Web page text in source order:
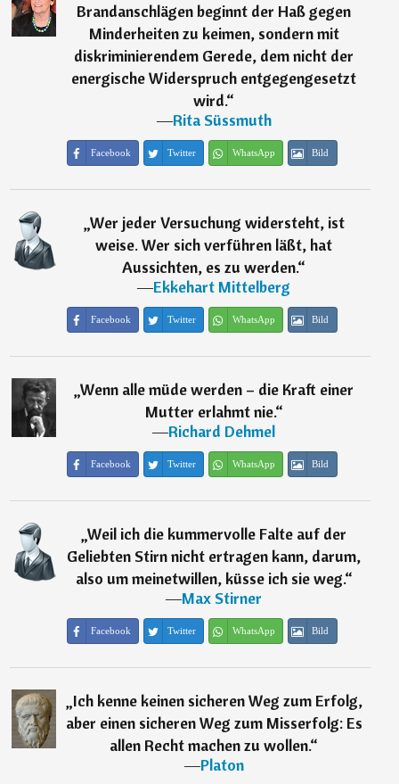
Brandanschlägen beginnt der Haß gegen
Minderheiten zu keimen, sondern mit
diskriminierendem Gerede, dem nicht der
energische Widerspruch entgegengesetzt
wird.“
―Rita Süssmuth
Facebook Twitter WhatsApp Bild
„Wer jeder Versuchung widersteht, ist
weise. Wer sich verführen läßt, hat
Aussichten, es zu werden.“
―Ekkehart Mittelberg
Facebook Twitter WhatsApp Bild
„Wenn alle müde werden – die Kraft einer
Mutter erlahmt nie.“
―Richard Dehmel
Facebook Twitter WhatsApp Bild
„Weil ich die kummervolle Falte auf der
Geliebten Stirn nicht ertragen kann, darum,
also um meinetwillen, küsse ich sie weg.“
―Max Stirner
Facebook Twitter WhatsApp Bild
„Ich kenne keinen sicheren Weg zum Erfolg,
aber einen sicheren Weg zum Misserfolg: Es
allen Recht machen zu wollen.“
―Platon